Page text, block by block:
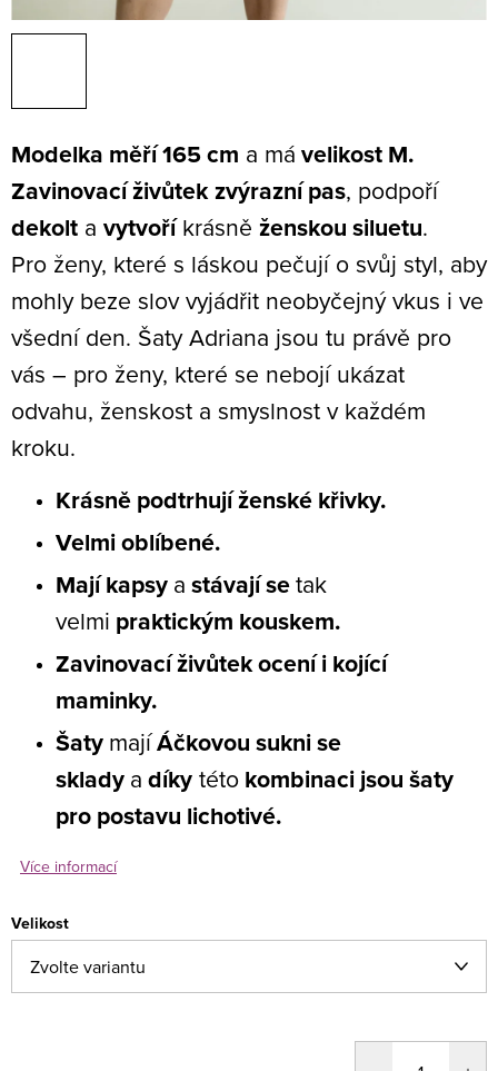
Modelka měří 165 cm a má velikost M.
Zavinovací živůtekzvýrazní pas, podpoří
dekolt a vytvoříkrásně ženskou siluetu.
Pro ženy, které s láskou pečují o svůj styl, aby
mohly beze slov vyjádřit neobyčejný vkus i ve
všední den. Šaty Adriana jsou tu právě pro
vás – pro ženy, které se nebojí ukázat
odvahu, ženskost a smyslnost v každém
kroku.
Krásně podtrhují ženské křivky.
Velmi oblíbené.
Mají kapsy a stávají setak
velmi praktickým kouskem.
Zavinovací živůtek ocení i kojící
maminky.
Šaty majíÁčkovou sukni se
sklady a díky této kombinaci jsou šaty
pro postavu lichotivé.
Více informací
Velikost